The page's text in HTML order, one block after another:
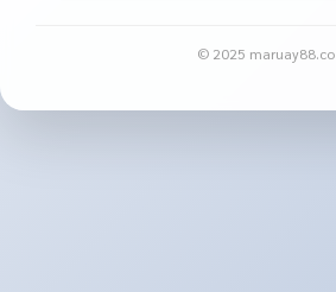
© 2025 maruay88.co